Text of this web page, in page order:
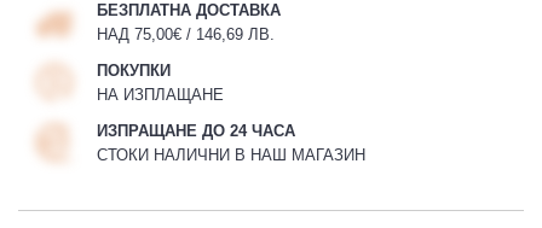
БЕЗПЛАТНА ДОСТАВКА
НАД 75,00€ / 146,69 ЛВ.
ПОКУПКИ
НА ИЗПЛАЩАНЕ
ИЗПРАЩАНЕ ДО 24 ЧАСА
СТОКИ НАЛИЧНИ В НАШ МАГАЗИН